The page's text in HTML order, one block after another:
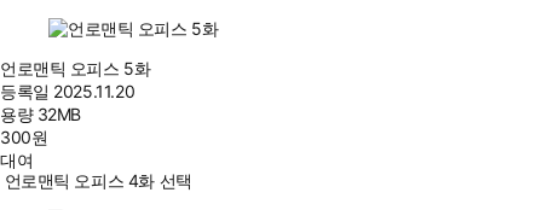
언로맨틱 오피스 5화
등록일 2025.11.20
용량 32MB
300원
대여
언로맨틱 오피스 4화 선택